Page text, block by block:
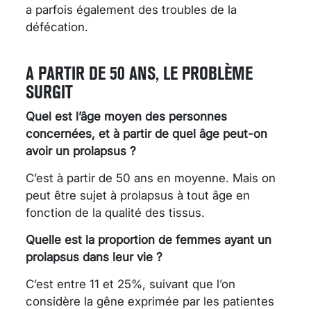
a parfois également des troubles de la
défécation.
A PARTIR DE 50 ANS, LE PROBLÈME
SURGIT
Quel est l’âge moyen des personnes
concernées, et à partir de quel âge peut-on
avoir un prolapsus ?
C’est à partir de 50 ans en moyenne. Mais on
peut être sujet à prolapsus à tout âge en
fonction de la qualité des tissus.
Quelle est la proportion de femmes ayant un
prolapsus dans leur vie ?
C’est entre 11 et 25%, suivant que l’on
considère la gêne exprimée par les patientes